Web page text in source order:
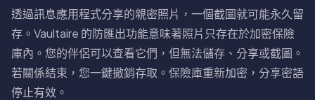
透過訊息應用程式分享的親密照片，一個截圖就可能永久留
存。Vaultaire 的防匯出功能意味著照片只存在於加密保險
庫內。您的伴侶可以查看它們，但無法儲存、分享或截圖。
若關係結束，您一鍵撤銷存取。保險庫重新加密，分享密語
停止有效。